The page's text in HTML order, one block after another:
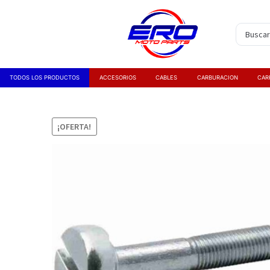
TODOS LOS PRODUCTOS ACCESORIOS CABLES CARBURACION
¡OFERTA!